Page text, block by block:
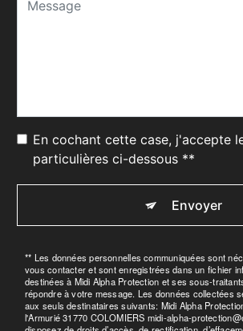
En cochant cette case, j'accepte
particulières ci-dessous **
Envoyer
** Les données personnelles communiquées sont
vous contacter et sont enregistrées dans un fichier
destinées à Midi Alpha Protection et ses sous-
répondre à votre message. Les données collectées
aux seuls destinataires suivants: Midi Alpha
l'Armurié 31770 COLOMIERS midi-alpha-